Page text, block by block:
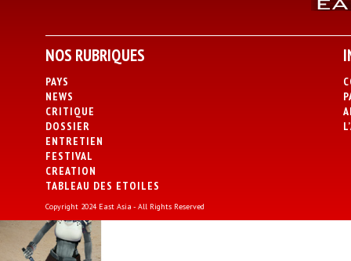
NOS RUBRIQUES
PAYS
NEWS
CRITIQUE
DOSSIER
ENTRETIEN
FESTIVAL
CREATION
TABLEAU DES ETOILES
Copyright 2024 East Asia - All Rights Reserved